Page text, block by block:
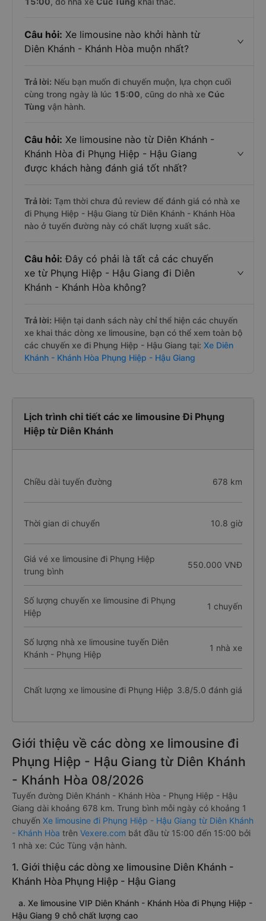
Câu hỏi: Xe limousine nào khởi hành từ
Diên Khánh - Khánh Hòa muộn nhất?
Trả lời: Nếu bạn muốn đi chuyến muộn, lựa chọn cuối
cùng trong ngày là lúc 15:00, cũng do nhà xe Cúc
Tùng vận hành.
Câu hỏi: Xe limousine nào từ Diên Khánh -
Khánh Hòa đi Phụng Hiệp - Hậu Giang
được khách hàng đánh giá tốt nhất?
Trả lời: Tạm thời chưa đủ review để đánh giá có nhà xe
đi Phụng Hiệp - Hậu Giang từ Diên Khánh - Khánh Hòa
nào ở tuyến đường này có chất lượng xuất sắc.
Câu hỏi: Đây có phải là tất cả các chuyến
xe từ Phụng Hiệp - Hậu Giang đi Diên
Khánh - Khánh Hòa không?
Trả lời: Hiện tại danh sách này chỉ thể hiện các chuyến
xe khai thác dòng xe limousine, bạn có thể xem toàn bộ
các chuyến xe đi Phụng Hiệp - Hậu Giang tại: Xe Diên
Khánh - Khánh Hòa Phụng Hiệp - Hậu Giang
Lịch trình chi tiết các xe limousine Đi Phụng
Hiệp từ Diên Khánh
Chiều dài tuyến đường 678 km
Thời gian di chuyển 10.8 giờ
Giá vé xe limousine đi Phụng Hiệp
trung bình
550.000 VNĐ
Số lượng chuyến xe limousine đi Phụng
Hiệp
1 chuyến
Số lượng nhà xe limousine tuyến Diên
Khánh - Phụng Hiệp
1 nhà xe
Chất lượng xe limousine đi Phụng Hiệp 3.8/5.0 đánh giá
Giới thiệu về các dòng xe limousine đi
Phụng Hiệp - Hậu Giang từ Diên Khánh
- Khánh Hòa 08/2026
Tuyến đường Diên Khánh - Khánh Hòa - Phụng Hiệp - Hậu
Giang dài khoảng 678 km. Trung bình mỗi ngày có khoảng 1
chuyến Xe limousine đi Phụng Hiệp - Hậu Giang từ Diên Khánh
- Khánh Hòa trên Vexere.com bắt đầu từ 15:00 đến 15:00 bởi
1 nhà xe: Cúc Tùng vận hành.
1. Giới thiệu các dòng xe limousine Diên Khánh -
Khánh Hòa Phụng Hiệp - Hậu Giang
a. Xe limousine VIP Diên Khánh - Khánh Hòa đi Phụng Hiệp -
Hậu Giang 9 chỗ chất lượng cao